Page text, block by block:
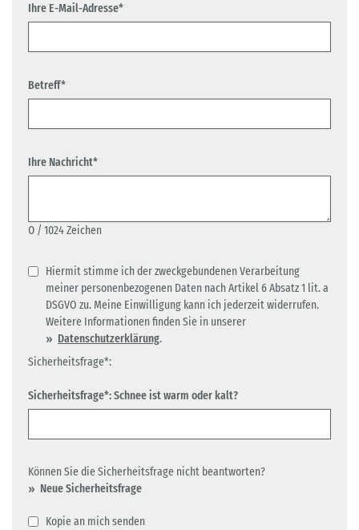
Ihre E-Mail-Adresse*
Betreff*
Ihre Nachricht*
0 / 1024 Zeichen
Hiermit stimme ich der zweckgebundenen Verarbeitung
meiner personenbezogenen Daten nach Artikel 6 Absatz 1 lit. a
DSGVO zu. Meine Einwilligung kann ich jederzeit widerrufen.
Weitere Informationen finden Sie in unserer
Datenschutzerklärung.
Sicherheitsfrage*:
Sicherheitsfrage*: Schnee ist warm oder kalt?
Können Sie die Sicherheitsfrage nicht beantworten?
Neue Sicherheitsfrage
Kopie an mich senden